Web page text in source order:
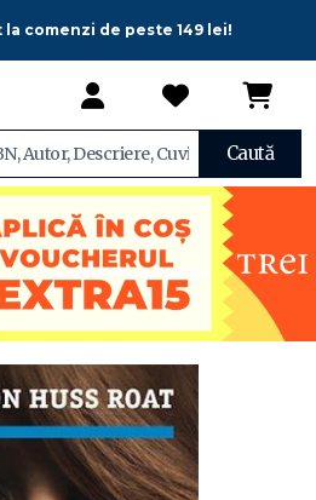
comenzi de peste 149 lei!
Caută